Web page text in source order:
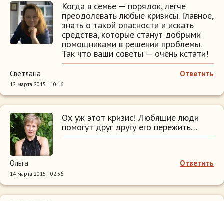
Когда в семье — порядок, легче
преодолевать любые кризисы. Главное,
знать о такой опасности и искать
средства, которые станут добрыми
помощниками в решении проблемы.
Так что ваши советы — очень кстати!
Ответить
Светлана
12 марта 2015 | 10:16
Ох уж этот кризис! Любящие люди
помогут друг другу его пережить…
Ответить
Ольга
14 марта 2015 | 02:36